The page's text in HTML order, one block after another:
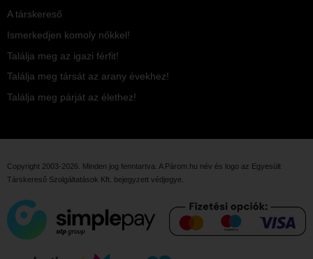
A társkereső
Ismerkedjen komoly nőkkel!
Találja meg az igazi férfit!
Találja meg társát az arany évekhez!
Találja meg párját az élethez!
Copyright 2003-2026. Minden jog fenntartva. A Párom.hu név és logo az Egyesült
Társkereső Szolgáltatások Kft. bejegyzett védjegye.